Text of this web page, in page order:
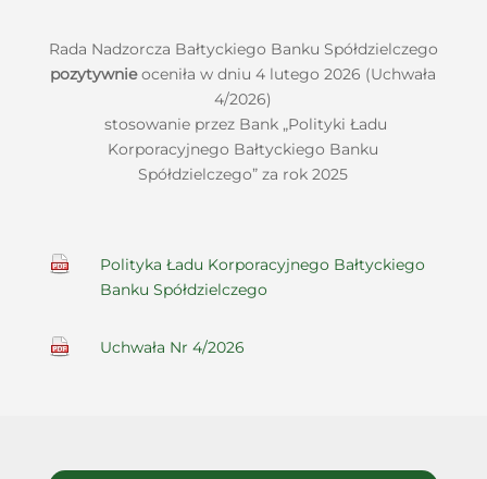
Rada Nadzorcza Bałtyckiego Banku Spółdzielczego
pozytywnieoceniła w dniu 4 lutego 2026 (Uchwała
4/2026)
stosowanie przez Bank „Polityki Ładu
Korporacyjnego Bałtyckiego Banku
Spółdzielczego” za rok 2025
Polityka Ładu Korporacyjnego Bałtyckiego
Banku Spółdzielczego
Uchwała Nr 4/2026